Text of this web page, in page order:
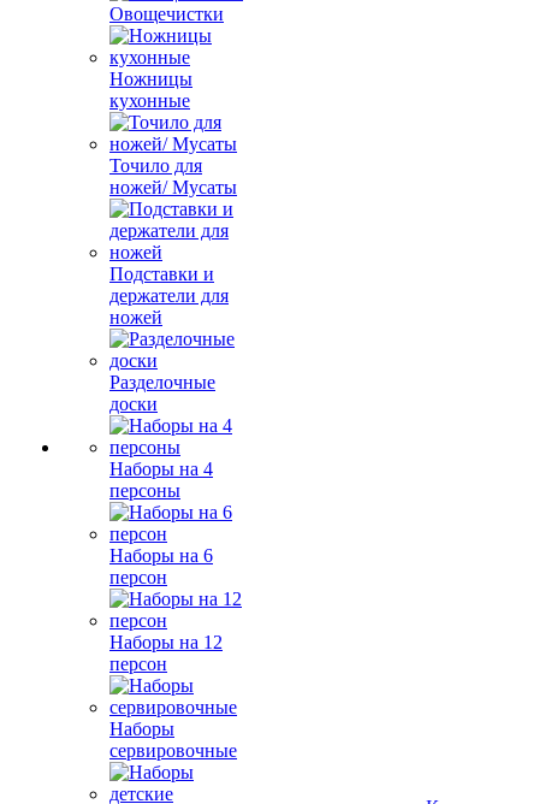
Овощечистки
Ножницы
кухонные
Точило для
ножей/ Мусаты
Подставки и
держатели для
ножей
Разделочные
доски
Наборы на 4
персоны
Наборы на 6
персон
Наборы на 12
персон
Наборы
сервировочные